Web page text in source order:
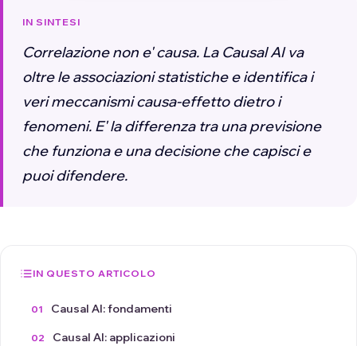
IN SINTESI
Correlazione non e' causa. La Causal AI va
oltre le associazioni statistiche e identifica i
veri meccanismi causa-effetto dietro i
fenomeni. E' la differenza tra una previsione
che funziona e una decisione che capisci e
puoi difendere.
IN QUESTO ARTICOLO
Causal AI: fondamenti
Causal AI: applicazioni